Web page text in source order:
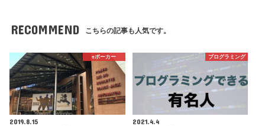
RECOMMEND こちらの記事も人気です。
♠️ポーカー
2019.8.15
プログラミング
2021.4.4